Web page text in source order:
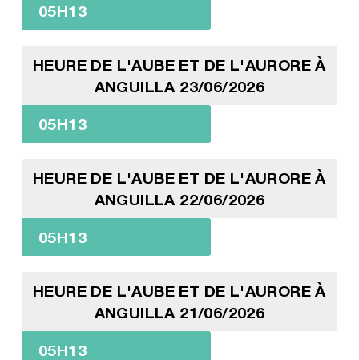
05H13
HEURE DE L'AUBE ET DE L'AURORE À
ANGUILLA 23/06/2026
05H13
HEURE DE L'AUBE ET DE L'AURORE À
ANGUILLA 22/06/2026
05H13
HEURE DE L'AUBE ET DE L'AURORE À
ANGUILLA 21/06/2026
05H13